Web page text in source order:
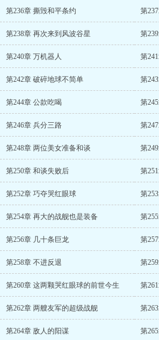
第236章 撕毁和平条约 第
第238章 再次来到风波谷星 第
第240章 万机器人 第
第242章 破碎地球不简单 第
第244章 公款吃喝 第
第246章 兵分三路 第
第248章 两位美女准备和谈 第
第250章 和谈失败后 第
第252章 巧夺哭红眼球 第
第254章 再大的战舰也是装备 第
第256章 几十条巨龙 第
第258章 不进反退 第
第260章 这两颗哭红眼球的前世今生 第
第262章 两艘友军的超级战舰 第
第264章 敌人的阳谋 第